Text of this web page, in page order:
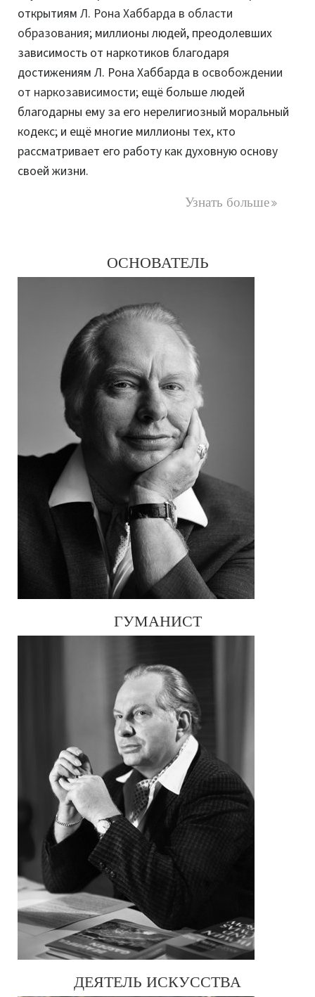
открытиям Л. Рона Хаббарда в области
образования; миллионы людей, преодолевших
зависимость от наркотиков благодаря
достижениям Л. Рона Хаббарда в освобождении
от наркозависимости; ещё больше людей
благодарны ему за его нерелигиозный моральный
кодекс; и ещё многие миллионы тех, кто
рассматривает его работу как духовную основу
своей жизни.
Узнать больше
ОСНОВАТЕЛЬ
ГУМАНИСТ
ДЕЯТЕЛЬ ИСКУССТВА